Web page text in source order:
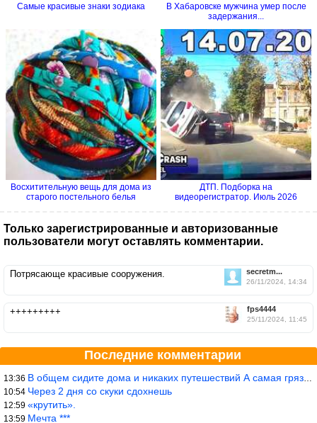
Самые красивые знаки зодиака
В Хабаровске мужчина умер после
задержания...
Восхитительную вещь для дома из
старого постельного белья
ДТП. Подборка на
видеорегистратор. Июль 2026
Только зарегистрированные и авторизованные
пользователи могут оставлять комментарии.
secretm...
26/11/2024, 14:34
Потрясающе красивые сооружения.
fps4444
25/11/2024, 11:45
+++++++++
Последние комментарии
13:36 В общем сидите дома и никаких путешествий А самая грязная в от
10:54 Через 2 дня со скуки сдохнешь
12:59 «крутить».
13:59 Мечта ***